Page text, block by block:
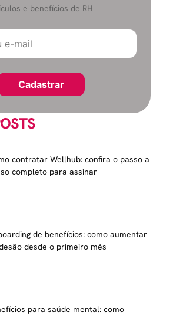
e benefícios de RH
contratar Wellhub: confira o passo a
completo para assinar
de benefícios: como aumentar
desde o primeiro mês
para saúde mental: como